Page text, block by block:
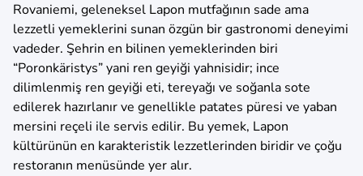
Rovaniemi, geleneksel Lapon mutfağının sade ama
lezzetli yemeklerini sunan özgün bir gastronomi deneyimi
vadeder. Şehrin en bilinen yemeklerinden biri
“Poronkäristys” yani ren geyiği yahnisidir; ince
dilimlenmiş ren geyiği eti, tereyağı ve soğanla sote
edilerek hazırlanır ve genellikle patates püresi ve yaban
mersini reçeli ile servis edilir. Bu yemek, Lapon
kültürünün en karakteristik lezzetlerinden biridir ve çoğu
restoranın menüsünde yer alır.